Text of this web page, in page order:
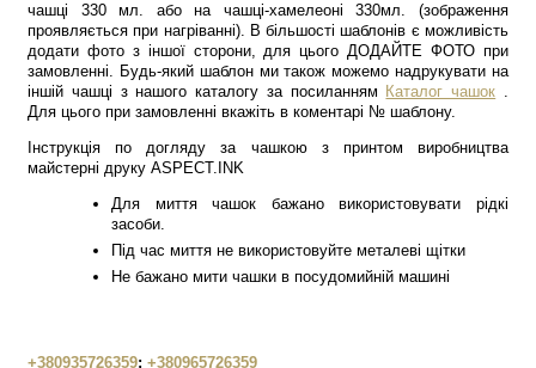
чашці 330 мл. або на чашці-хамелеоні 330мл. (зображення
проявляється при нагріванні). В більшості шаблонів є можливість
додати фото з іншої сторони, для цього ДОДАЙТЕ ФОТО при
замовленні. Будь-який шаблон ми також можемо надрукувати на
іншій чашці з нашого каталогу за посиланням Каталог чашок .
Для цього при замовленні вкажіть в коментарі № шаблону.
Інструкція по догляду за чашкою з принтом виробництва
майстерні друку ASPECT.INK
Для миття чашок бажано використовувати рідкі
засоби.
Під час миття не використовуйте металеві щітки
Не бажано мити чашки в посудомийній машині
+380935726359; +380965726359